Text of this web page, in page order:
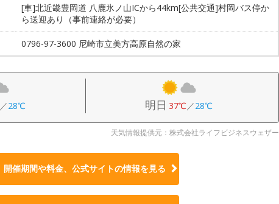
[車]北近畿豊岡道 八鹿氷ノ山ICから44km[公共交通]村岡バス停か
ら送迎あり（事前連絡が必要）
0796-97-3600 尼崎市立美方高原自然の家
／28℃ 明日 37℃／28℃
天気情報提供元：株式会社ライフビジネスウェザー
開催期間や料金、公式サイトの情報を見る